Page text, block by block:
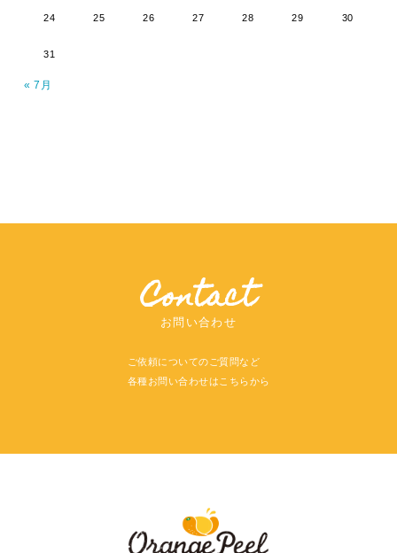
24 25 26 27 28 29 30
31
« 7月
Contact
お問い合わせ
ご依頼についてのご質問など
各種お問い合わせはこちらから